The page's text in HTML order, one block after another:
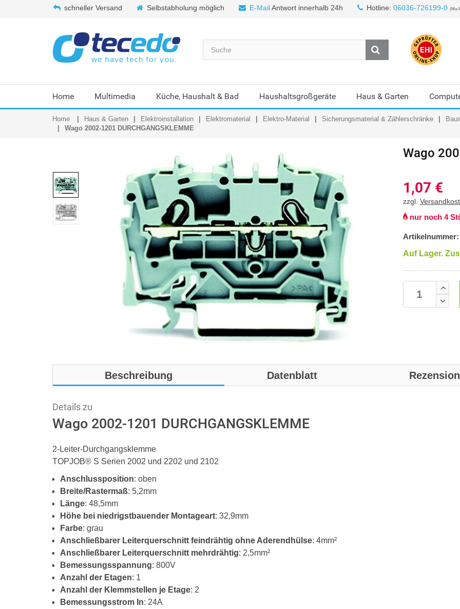
schneller Versand Selbstabholung möglich E-MailAntwort innerhalb 24h Hotline: 06036-726199-0 (Mo-
Home Multimedia Küche, Haushalt & Bad Haushaltsgroßgeräte Haus & Garten
Home Haus & Garten Elektroinstallation Elektromaterial Elektro-Material Sicherungsmaterial & Zählerschränke
Wago 2002-1201 DURCHGANGSKLEMME
Wago
1,07 €
zzgl.
nur noch 4
Artikelnummer:
Auf Lager.
Beschreibung Datenblatt
Details zu
Wago 2002-1201 DURCHGANGSKLEMME
2-Leiter-Durchgangsklemme
TOPJOB® S Serien 2002 und 2202 und 2102
Anschlussposition: oben
Breite/Rastermaß: 5,2mm
Länge: 48,5mm
Höhe bei niedrigstbauender Montageart: 32,9mm
Farbe: grau
Anschließbarer Leiterquerschnitt feindrähtig ohne Aderendhülse: 4mm²
Anschließbarer Leiterquerschnitt mehrdrähtig: 2,5mm²
Bemessungsspannung: 800V
Anzahl der Etagen: 1
Anzahl der Klemmstellen je Etage: 2
Bemessungsstrom In: 24A